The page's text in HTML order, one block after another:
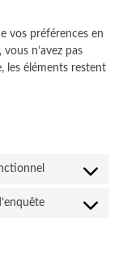
vos préférences en
n’avez pas
les éléments restent
Consent
service
Consent